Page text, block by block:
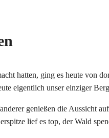
hatten, ging es heute von
eigentlich unser einziger
lief es top, der Wald